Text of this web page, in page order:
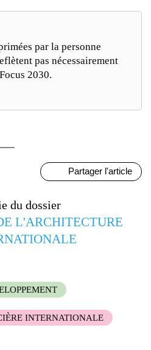
par la personne
pas nécessairement
2030.
Partager l'article
du dossier
L'ARCHITECTURE
INTERNATIONALE